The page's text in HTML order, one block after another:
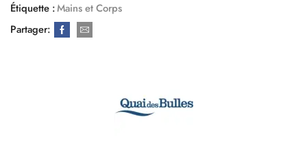
Étiquette :Mains et Corps
Partager: